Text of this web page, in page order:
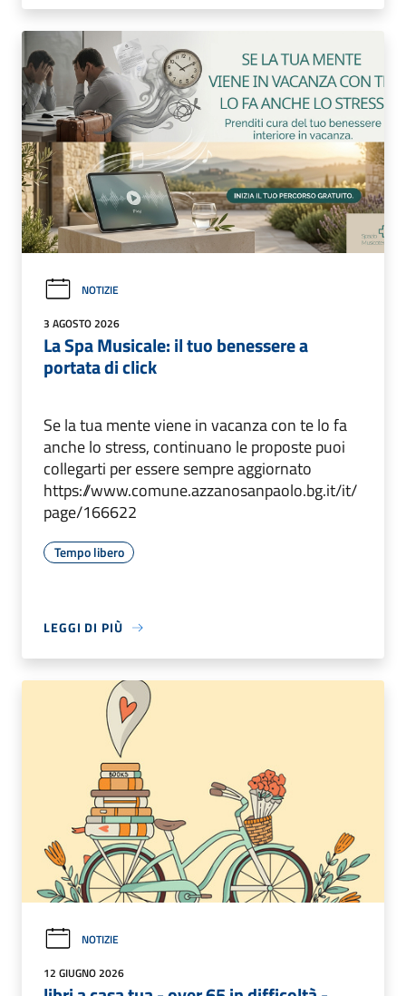
NOTIZIE
3 AGOSTO 2026
La Spa Musicale: il tuo benessere a
portata di click
Se la tua mente viene in vacanza con te lo fa
anche lo stress, continuano le proposte puoi
collegarti per essere sempre aggiornato
https://www.comune.azzanosanpaolo.bg.it/it/
page/166622
Tempo libero
LEGGI DI PIÙ
NOTIZIE
12 GIUGNO 2026